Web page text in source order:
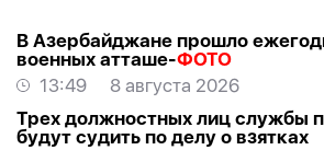
В Азербайджане прошло
военных атташе-ФОТО
13:49
8 августа 2026
Трех должностных лиц службы
будут судить по делу о взятках